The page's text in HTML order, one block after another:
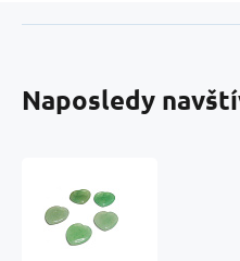
Naposledy